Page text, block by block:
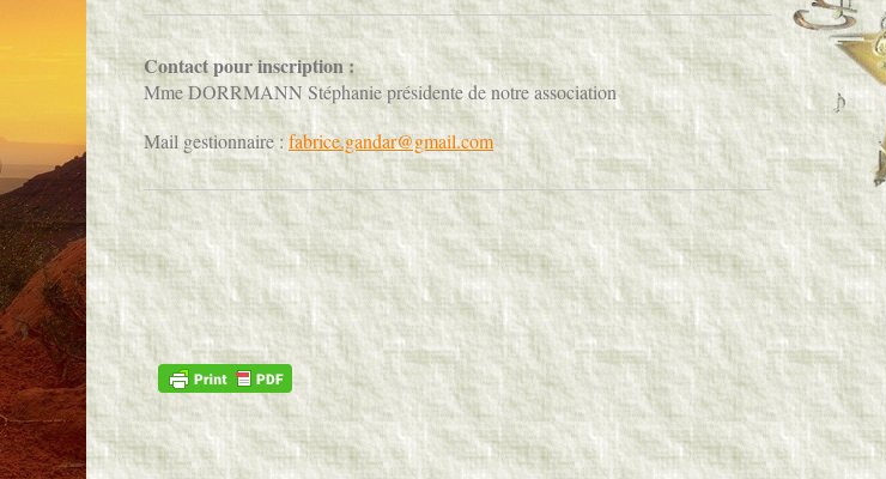
Contact pour inscription :
Mme DORRMANN Stéphanie présidente de notre association
Mail gestionnaire : fabrice.gandar@gmail.com